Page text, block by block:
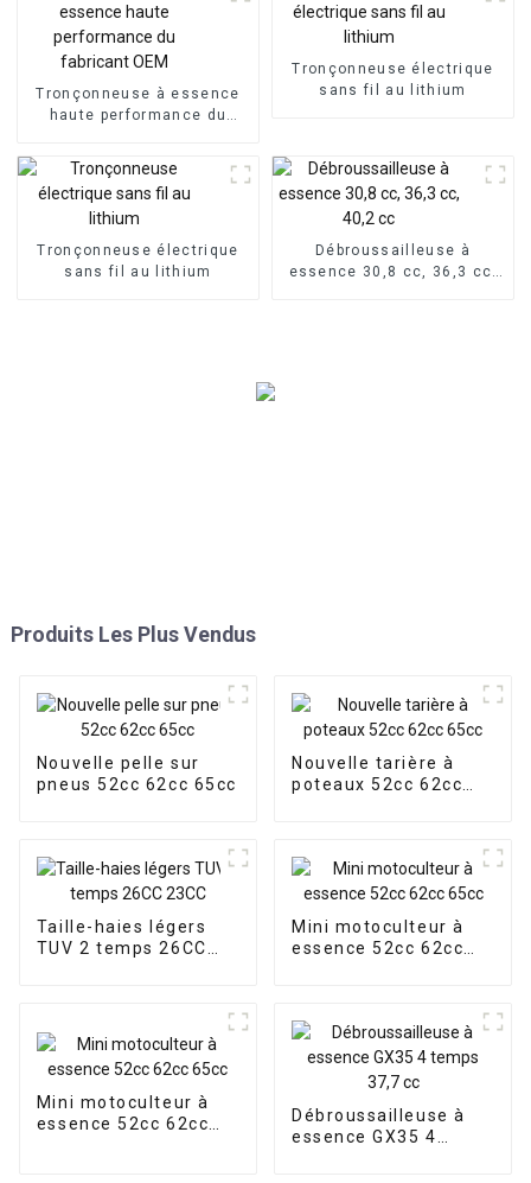
Tronçonneuse à essence
haute performance du
Tronçonneuse électrique
sans fil au lithium
Tronçonneuse électrique
sans fil au lithium
Débroussailleuse à
essence 30,8 cc, 36,3 cc,
Produits Les Plus Vendus
Nouvelle pelle sur
pneus 52cc 62cc 65cc
Nouvelle tarière à
poteaux 52cc 62cc
Taille-haies légers
TUV 2 temps 26CC
Mini motoculteur à
essence 52cc 62cc
Mini motoculteur à
essence 52cc 62cc
Débroussailleuse à
essence GX35 4